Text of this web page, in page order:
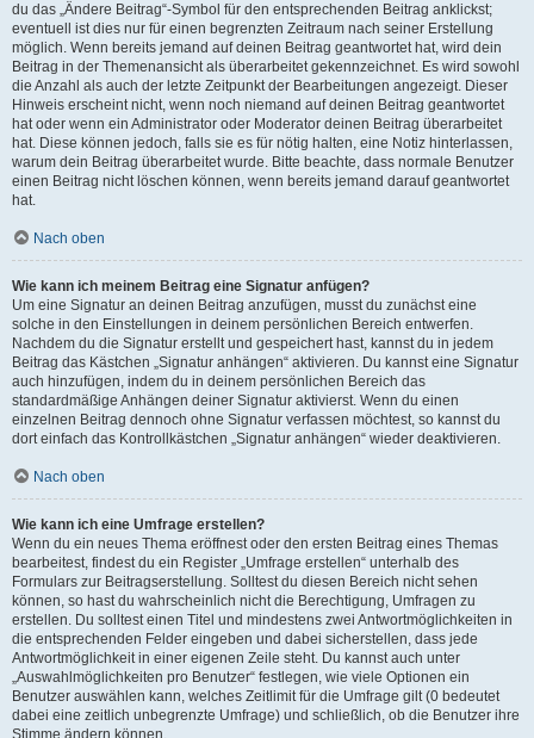
du das „Ändere Beitrag“-Symbol für den entsprechenden Beitrag anklickst;
eventuell ist dies nur für einen begrenzten Zeitraum nach seiner Erstellung
möglich. Wenn bereits jemand auf deinen Beitrag geantwortet hat, wird dein
Beitrag in der Themenansicht als überarbeitet gekennzeichnet. Es wird sowohl
die Anzahl als auch der letzte Zeitpunkt der Bearbeitungen angezeigt. Dieser
Hinweis erscheint nicht, wenn noch niemand auf deinen Beitrag geantwortet
hat oder wenn ein Administrator oder Moderator deinen Beitrag überarbeitet
hat. Diese können jedoch, falls sie es für nötig halten, eine Notiz hinterlassen,
warum dein Beitrag überarbeitet wurde. Bitte beachte, dass normale Benutzer
einen Beitrag nicht löschen können, wenn bereits jemand darauf geantwortet
hat.
Nach oben
Wie kann ich meinem Beitrag eine Signatur anfügen?
Um eine Signatur an deinen Beitrag anzufügen, musst du zunächst eine
solche in den Einstellungen in deinem persönlichen Bereich entwerfen.
Nachdem du die Signatur erstellt und gespeichert hast, kannst du in jedem
Beitrag das Kästchen „Signatur anhängen“ aktivieren. Du kannst eine Signatur
auch hinzufügen, indem du in deinem persönlichen Bereich das
standardmäßige Anhängen deiner Signatur aktivierst. Wenn du einen
einzelnen Beitrag dennoch ohne Signatur verfassen möchtest, so kannst du
dort einfach das Kontrollkästchen „Signatur anhängen“ wieder deaktivieren.
Nach oben
Wie kann ich eine Umfrage erstellen?
Wenn du ein neues Thema eröffnest oder den ersten Beitrag eines Themas
bearbeitest, findest du ein Register „Umfrage erstellen“ unterhalb des
Formulars zur Beitragserstellung. Solltest du diesen Bereich nicht sehen
können, so hast du wahrscheinlich nicht die Berechtigung, Umfragen zu
erstellen. Du solltest einen Titel und mindestens zwei Antwortmöglichkeiten in
die entsprechenden Felder eingeben und dabei sicherstellen, dass jede
Antwortmöglichkeit in einer eigenen Zeile steht. Du kannst auch unter
„Auswahlmöglichkeiten pro Benutzer“ festlegen, wie viele Optionen ein
Benutzer auswählen kann, welches Zeitlimit für die Umfrage gilt (0 bedeutet
dabei eine zeitlich unbegrenzte Umfrage) und schließlich, ob die Benutzer ihre
Stimme ändern können.